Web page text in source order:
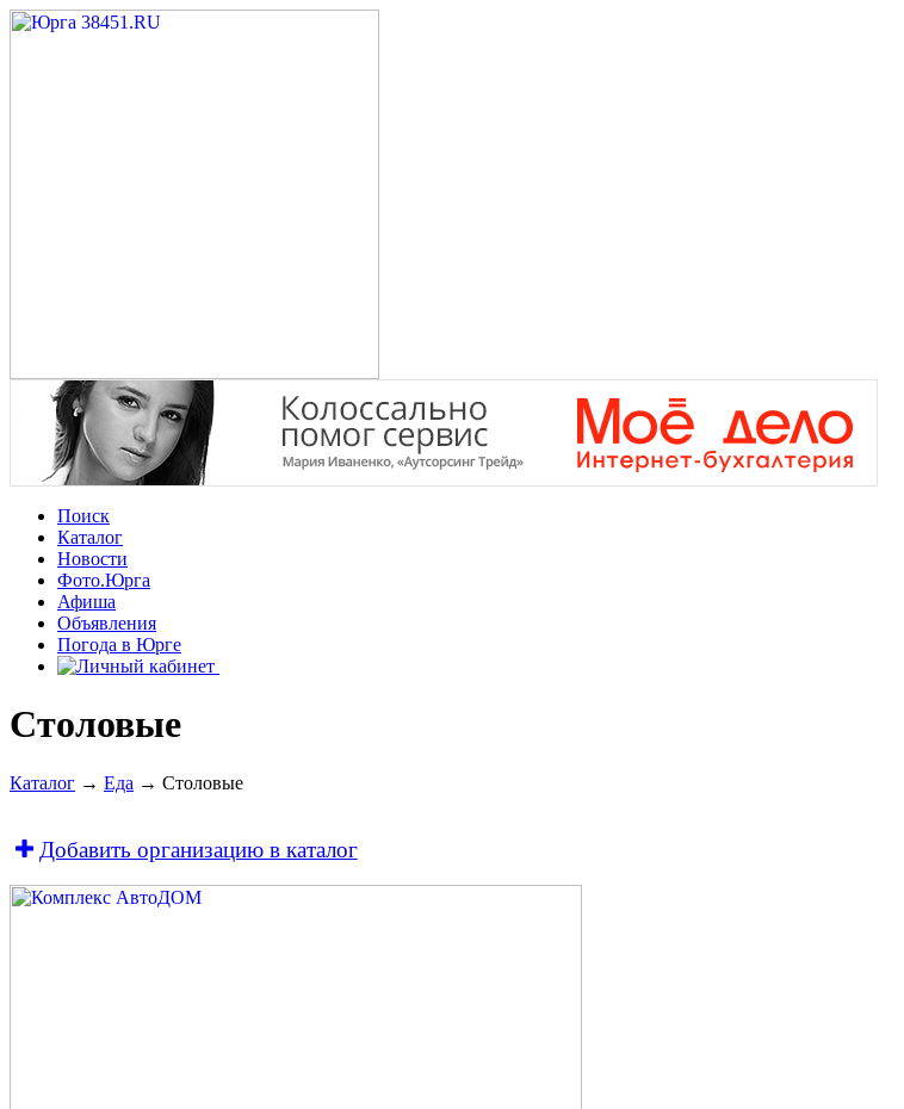
Поиск
Каталог
Новости
Фото.Юрга
Афиша
Объявления
Погода в Юрге
Столовые
Каталог → Еда → Столовые
Добавить организацию в каталог